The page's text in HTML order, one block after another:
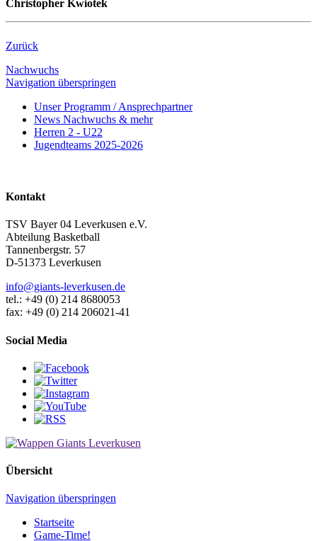
Christopher Kwiotek
Zurück
Nachwuchs
Navigation überspringen
Unser Programm / Ansprechpartner
News Nachwuchs & mehr
Herren 2 - U22
Jugendteams 2025-2026
Kontakt
TSV Bayer 04 Leverkusen e.V.
Abteilung Basketball
Tannenbergstr. 57
D-51373 Leverkusen
info@giants-leverkusen.de
tel.: +49 (0) 214 8680053
fax: +49 (0) 214 206021-41
Social Media
Übersicht
Navigation überspringen
Startseite
Game-Time!